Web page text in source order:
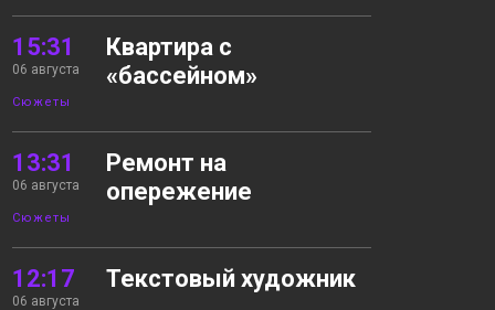
15:31
06 августа
Сюжеты
Квартира с
«бассейном»
13:31
06 августа
Сюжеты
Ремонт на
опережение
12:17
06 августа
Текстовый художник